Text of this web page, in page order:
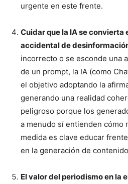
urgente en este frente.
Cuidar que la IA se convierta
accidental de
incorrecto o se esconde una
de un prompt, la IA (como
el objetivo adoptando la
generando una realidad
peligroso porque los
a menudo sí entienden cómo
medida es clave educar
en la generación de
El valor del periodismo en la